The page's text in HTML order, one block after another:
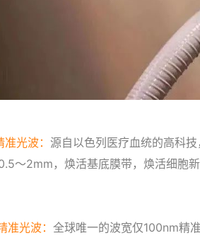
准光波： 源自以色列医疗血统的高科
～2mm，焕活基底膜带，焕活细胞新
准光波： 全球唯一的波宽仅100nm精